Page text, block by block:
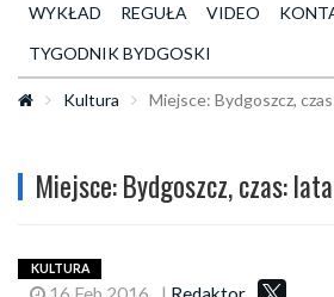
WYKŁAD
REGUŁA VIDEO
TYGODNIK BYDGOSKI
Kultura Miejsce: Bydgoszcz,
Miejsce: Bydgoszcz, czas:
KULTURA